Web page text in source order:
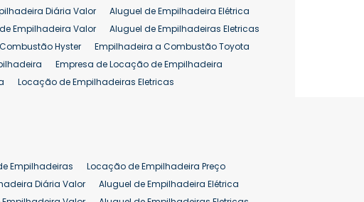
Diária Valor
Aluguel de Empilhadeira Elétrica
Empilhadeira Valor
Aluguel de Empilhadeiras Eletricas
Hyster
Empilhadeira a Combustão Toyota
Empresa de Locação de Empilhadeira
Locação de Empilhadeiras Eletricas
25 ton
Preço de Empilhadeira 25 ton
Empilhadeiras
Locação de Empilhadeira Preço
Diária Valor
Aluguel de Empilhadeira Elétrica